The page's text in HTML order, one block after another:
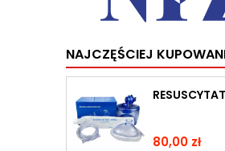
NAJCZĘŚCIEJ
Cena
80,00 zł